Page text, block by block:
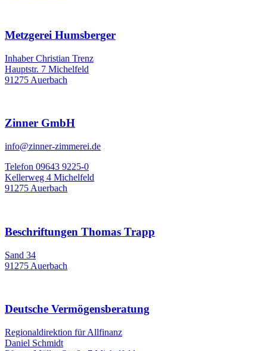
Metzgerei Humsberger
Inhaber Christian Trenz
Hauptstr. 7 Michelfeld
91275 Auerbach
Zinner GmbH
info@zinner-zimmerei.de
Telefon 09643 9225-0
Kellerweg 4 Michelfeld
91275 Auerbach
Beschriftungen Thomas Trapp
Sand 34
91275 Auerbach
Deutsche Vermögensberatung
Regionaldirektion für Allfinanz
Daniel Schmidt